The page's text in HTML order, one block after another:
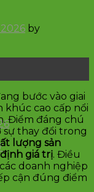
by
bước vào giai
khúc cao cấp nổi
Điểm đáng chú
sự thay đổi trong
lượng sản
giá trị. Điều
doanh nghiệp
cận đúng điểm